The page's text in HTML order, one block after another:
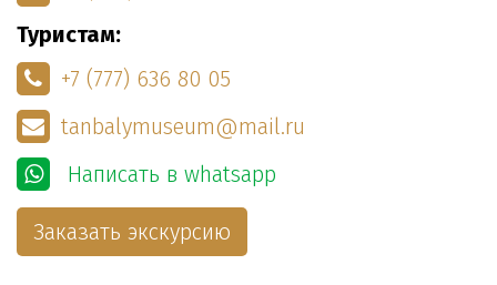
Туристам:
+7 (777) 636 80 05
tanbalymuseum@mail.ru
Написать в whatsapp
Заказать экскурсию